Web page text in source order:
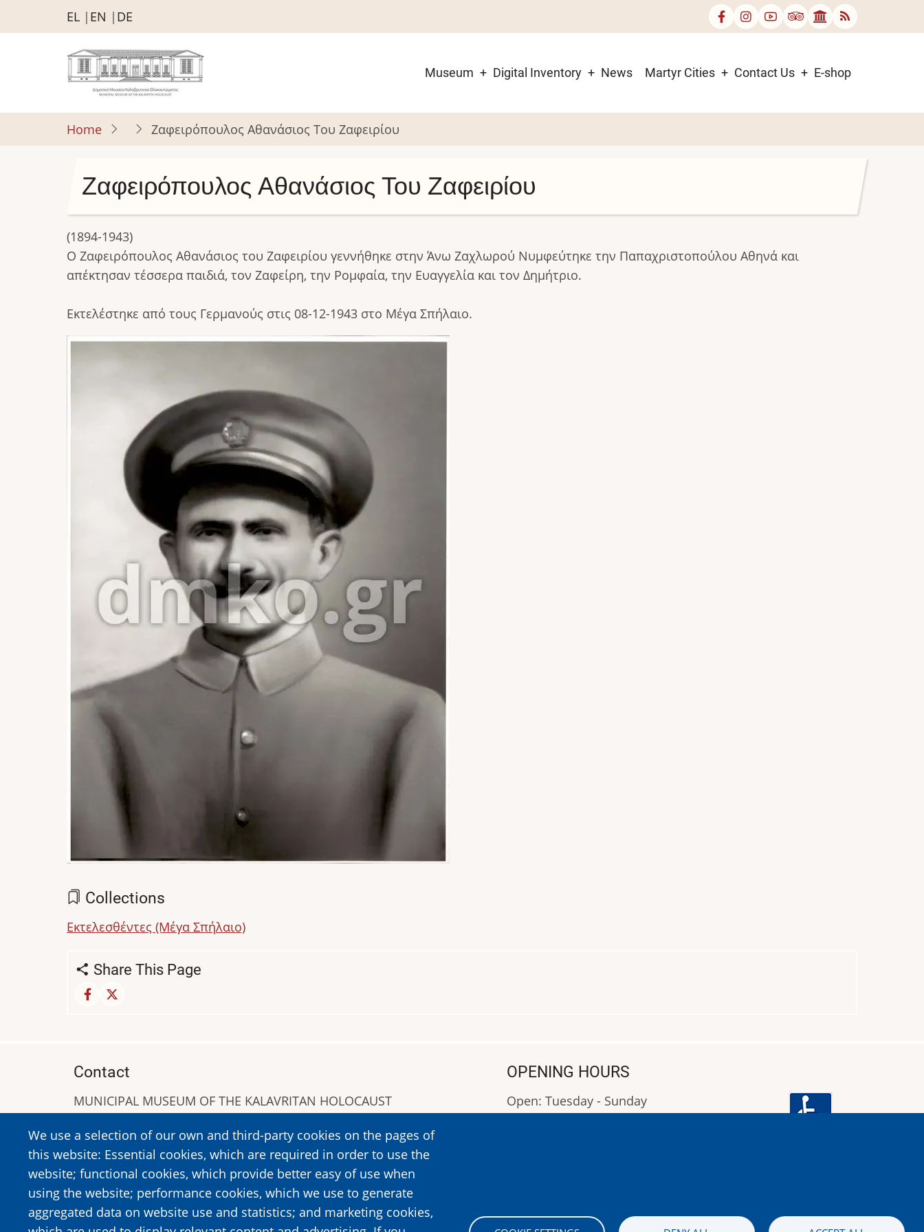
to
EL EN DE
Museum Digital Inventory News Martyr Cities Contact Us E-shop
Home Ζαφειρόπουλος Αθανάσιος Του Ζαφειρίου
Ζαφειρόπουλος Αθανάσιος Του Ζαφειρίου
(1894-1943)
Ο Ζαφειρόπουλος Αθανάσιος του Ζαφειρίου γεννήθηκε στην Άνω Ζαχλωρού Νυμφεύτηκε την Παπαχριστοπούλου Αθηνά και
απέκτησαν τέσσερα παιδιά, τον Ζαφείρη, την Ρομφαία, την Ευαγγελία και τον Δημήτριο.
Εκτελέστηκε από τους Γερμανούς στις 08-12-1943 στο Μέγα Σπήλαιο.
Image
Collections
Εκτελεσθέντες (Μέγα Σπήλαιο)
Share This Page
We use a selection of our own and third-party cookies on the pages of
this website: Essential cookies, which are required in order to use the
website; functional cookies, which provide better easy of use when
using the website; performance cookies, which we use to generate
aggregated data on website use and statistics; and marketing cookies,
Contact
MUNICIPAL MUSEUM OF THE KALAVRITAN HOLOCAUST
Tel:+302692023646,+302692360220
https://www.dmko.gr || info@dmko.gr
OPENING HOURS
Open: Tuesday - Sunday
Image Image Image Image